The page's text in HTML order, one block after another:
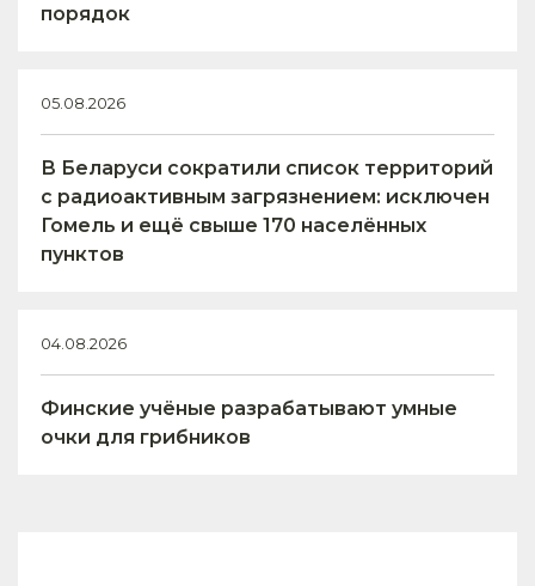
порядок
05.08.2026
В Беларуси сократили список территорий
с радиоактивным загрязнением: исключен
Гомель и ещё свыше 170 населённых
пунктов
04.08.2026
Финские учёные разрабатывают умные
очки для грибников